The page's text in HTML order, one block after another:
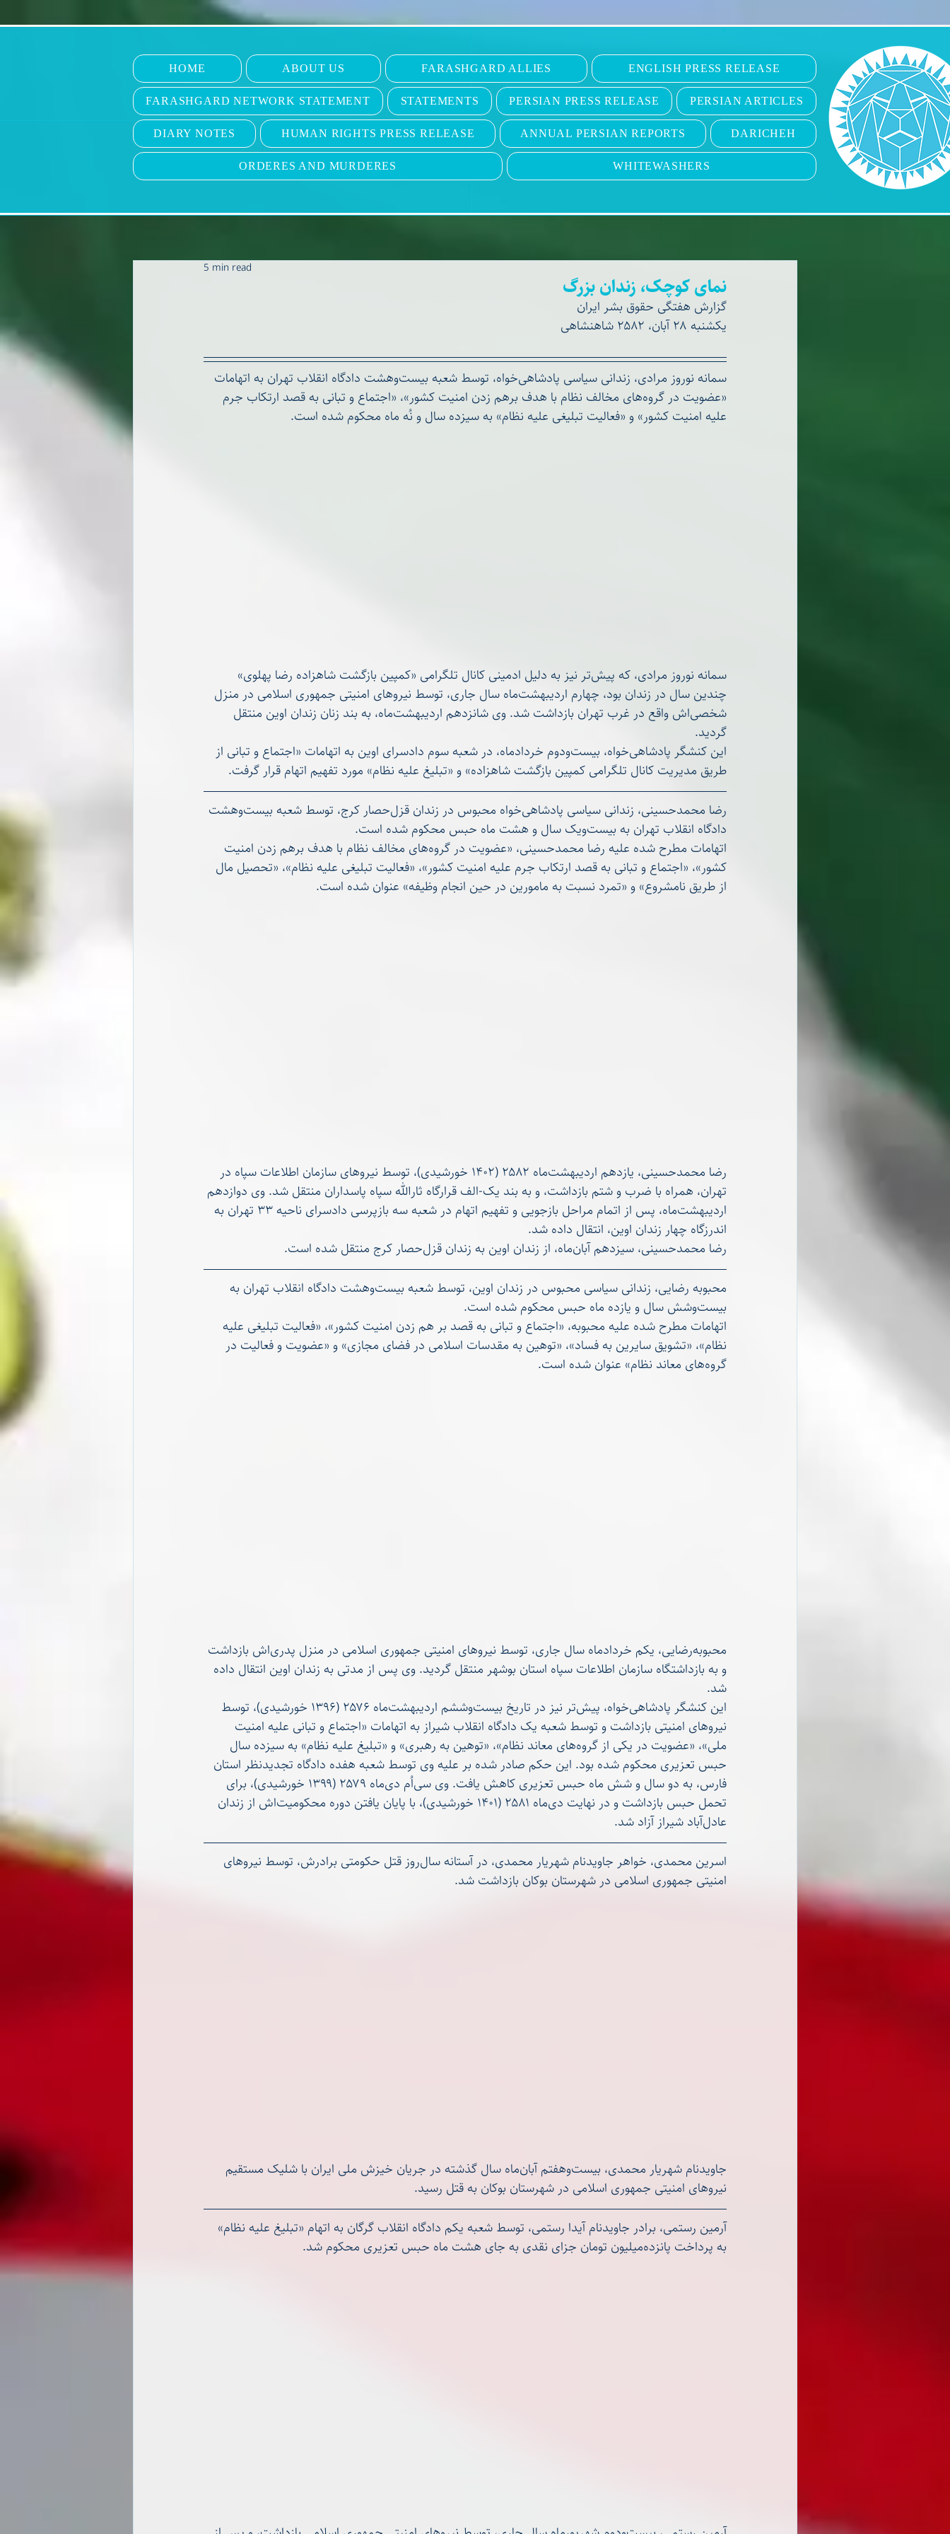
HOME ABOUT US FARASHGARD ALLIES ENGLISH PRESS RELEASE
FARASHGARD NETWORK STATEMENT STATEMENTS PERSIAN PRESS RELEASE PERSIAN ARTICLES
DIARY NOTES HUMAN RIGHTS PRESS RELEASE ANNUAL PERSIAN REPORTS DARICHEH
ORDERES AND MURDERES WHITEWASHERS
نمای کوچک، زندان بزرگ
5 min read
گزارش هفتگی حقوق بشر ایران
یکشنبه ۲۸ آبان، ۲۵۸۲ شاهنشاهی
سمانه نوروز مرادی، زندانی سیاسی پادشاهی‌خواه، توسط شعبه بیست‌وهشت دادگاه انقلاب تهران به اتهامات
«عضویت در گروه‌های مخالف نظام با هدف برهم زدن امنیت کشور»، «اجتماع و تبانی به قصد ارتکاب جرم
علیه امنیت کشور» و «فعالیت تبلیغی علیه نظام» به سیزده سال و نُه ماه محکوم شده است.
سمانه نوروز مرادی، که پیش‌تر نیز به دلیل ادمینی کانال تلگرامی «کمپین بازگشت شاهزاده رضا پهلوی»
چندین سال در زندان بود، چهارم اردیبهشت‌ماه سال جاری، توسط نیروهای امنیتی جمهوری اسلامی در منزل
شخصی‌اش واقع در غرب تهران بازداشت شد. وی شانزدهم اردیبهشت‌ماه، به بند زنان زندان اوین منتقل
گردید.
این کنشگر پادشاهی‌خواه، بیست‌ودوم خردادماه، در شعبه سوم دادسرای اوین به اتهامات «اجتماع و تبانی از
طریق مدیریت کانال تلگرامی کمپین بازگشت شاهزاده» و «تبلیغ علیه نظام» مورد تفهیم اتهام قرار گرفت.
رضا محمدحسینی، زندانی سیاسی پادشاهی‌خواه محبوس در زندان قزل‌حصار کرج، توسط شعبه بیست‌وهشت
دادگاه انقلاب تهران به بیست‌‌ویک سال و هشت‌ ماه حبس محکوم شده است.
اتهامات مطرح شده علیه رضا محمدحسینی، «عضویت در گروه‌های مخالف نظام با هدف برهم زدن امنیت
کشور»، «اجتماع و تبانی به قصد ارتکاب جرم علیه امنیت کشور»، «فعالیت تبلیغی علیه نظام»، «تحصیل مال
از طریق نامشروع» و «تمرد نسبت به مامورین در حین انجام وظیفه» عنوان شده است‌.
رضا محمدحسینی، یازدهم اردیبهشت‌‌ماه ۲۵۸۲ (۱۴۰۲ خورشیدی)، توسط نیروهای سازمان اطلاعات سپاه در
تهران، همراه با ضرب و شتم بازداشت، و به بند یک-الف قرارگاه ثارالله سپاه پاسداران منتقل شد. وی دوازدهم
اردیبهشت‌‌ماه، پس از اتمام مراحل بازجویی و تفهیم اتهام در شعبه سه بازپرسی دادسرای ناحیه ۳۳ تهران به
اندرزگاه چهار زندان اوین، انتقال داده شد.
رضا محمدحسینی، سیزدهم آبان‌ماه، از زندان اوین به زندان قزل‌حصار کرج منتقل شده است.
محبوبه رضایی، زندانی سیاسی محبوس در زندان اوین، توسط شعبه بیست‌وهشت دادگاه انقلاب تهران به
بیست‌وشش سال و یازده ماه حبس محکوم شده است.
اتهامات مطرح شده علیه محبوبه، «اجتماع و تبانی به قصد بر هم زدن امنیت کشور»، «فعالیت تبلیغی علیه
نظام»، «تشویق سایرین به فساد»، «توهین به مقدسات اسلامی در فضای مجازی» و «عضویت و فعالیت در
گروه‌های معاند نظام» عنوان شده است‌.
محبوبه‌رضایی، یکم خردادماه سال جاری، توسط نیروهای امنیتی جمهوری اسلامی در منزل پدری‌اش بازداشت
و به بازداشتگاه سازمان اطلاعات سپاه استان بوشهر منتقل گردید. وی پس از مدتی به زندان اوین انتقال داده
شد.
این کنشگر پادشاهی‌خواه، پیش‌تر نیز در تاریخ بیست‌وششم اردیبهشت‌ماه ۲۵۷۶ (۱۳۹۶ خورشیدی)، توسط
نیروهای امنیتی بازداشت و توسط شعبه یک دادگاه انقلاب شیراز به اتهامات «اجتماع و تبانی علیه امنیت
ملی»، «عضویت در یکی از گروه‌های معاند نظام»، «توهین به رهبری» و «تبلیغ علیه نظام» به سیزده سال
حبس تعزیری محکوم شده بود. این حکم صادر شده بر علیه وی توسط شعبه هفده دادگاه تجدیدنظر استان
فارس، به دو سال و شش ماه حبس تعزیری کاهش یافت. وی سی‌اُم دی‌ماه ۲۵۷۹ (۱۳۹۹ خورشیدی)، برای
تحمل حبس بازداشت و در نهایت دی‌ماه ۲۵۸۱ (۱۴۰۱ خورشیدی)، با پایان یافتن دوره محکومیت‌اش از زندان
عادل‌آباد شیراز آزاد شد.
اسرین محمدی، خواهر جاویدنام شهریار محمدی، در آستانه سال‌روز قتل حکومتی برادرش، توسط نیروهای
امنیتی جمهوری اسلامی در شهرستان بوکان بازداشت شد.
جاویدنام شهریار محمدی، بیست‌وهفتم آبان‌ماه سال گذشته در جریان خیزش ملی ایران با شلیک مستقیم
نیروهای امنیتی جمهوری اسلامی در شهرستان بوکان به قتل رسید.
آرمین رستمی، برادر جاویدنام آیدا رستمی، توسط شعبه یکم دادگاه انقلاب گرگان به اتهام «تبلیغ علیه نظام»
به پرداخت پانزده‌میلیون تومان جزای نقدی به جای هشت ماه حبس تعزیری محکوم شد.